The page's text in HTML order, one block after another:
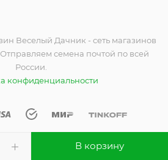
В корзину
Веселый Дачник - сеть магазинов
Отправляем семена почтой по всей
России.
конфиденциальности